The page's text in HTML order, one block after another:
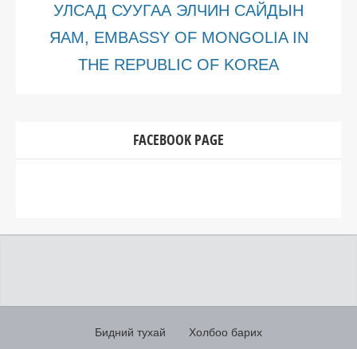
УЛСАД СУУГАА ЭЛЧИН САЙДЫН
ЯАМ, EMBASSY OF MONGOLIA IN
THE REPUBLIC OF KOREA
FACEBOOK PAGE
Бидний тухай Холбоо барих